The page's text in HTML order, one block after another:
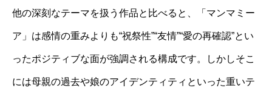
他の深刻なテーマを扱う作品と比べると、「マンマミー
ア」は感情の重みよりも“祝祭性”“友情”“愛の再確認”とい
ったポジティブな面が強調される構成です。しかしそこ
には母親の過去や娘のアイデンティティといった重いテ